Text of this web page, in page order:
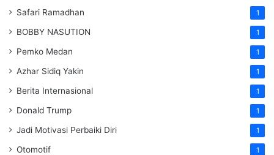
Safari Ramadhan 1
BOBBY NASUTION 1
Pemko Medan 1
Azhar Sidiq Yakin 1
Berita Internasional 1
Donald Trump 1
Jadi Motivasi Perbaiki Diri 1
Otomotif 1